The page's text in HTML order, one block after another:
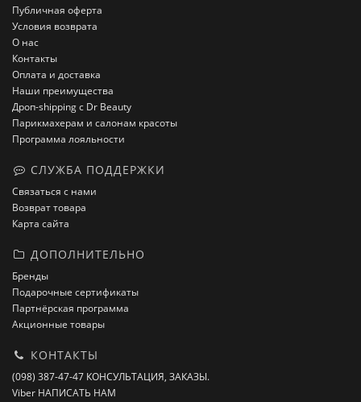
Публичная оферта
Условия возврата
О нас
Контакты
Оплата и доставка
Наши преимущества
Дроп-shipping с Dr Beauty
Парикмахерам и салонам красоты
Программа лояльности
СЛУЖБА ПОДДЕРЖКИ
Связаться с нами
Возврат товара
Карта сайта
ДОПОЛНИТЕЛЬНО
Бренды
Подарочные сертификаты
Партнёрская программа
Акционные товары
КОНТАКТЫ
(098) 387-47-47 КОНСУЛЬТАЦИЯ, ЗАКАЗЫ.
Viber НАПИСАТЬ НАМ